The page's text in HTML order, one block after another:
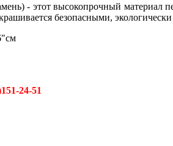
- этот высокопрочный
безопасными,
24-51